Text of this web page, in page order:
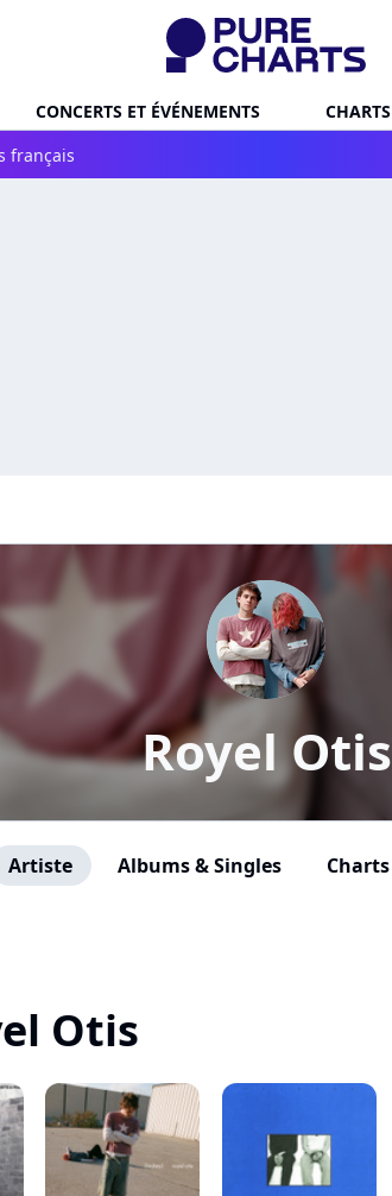
CONCERTS ET ÉVÉNEMENTS CHARTS
français
Royel Otis
Artiste Albums & Singles Charts
Otis